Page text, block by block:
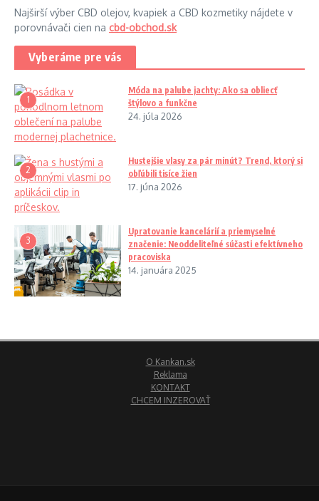
Najširší výber CBD olejov, kvapiek a CBD kozmetiky nájdete v
porovnávači cien na cbd-obchod.sk
Vyberáme pre vás
1
Móda na palube jachty: Ako sa obliecť
štýlovo a funkčne
24. júla 2026
2
Hustejšie vlasy za pár minút? Trend, ktorý si
obľúbili tisíce žien
17. júna 2026
3
Upratovanie kancelárií a priemyselné
značenie: Neoddeliteľné súčasti efektívneho
pracoviska
14. januára 2025
O Kankan.sk
Reklama
KONTAKT
CHCEM INZEROVAŤ